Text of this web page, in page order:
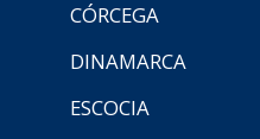
CÓRCEGA
DINAMARCA
ESCOCIA